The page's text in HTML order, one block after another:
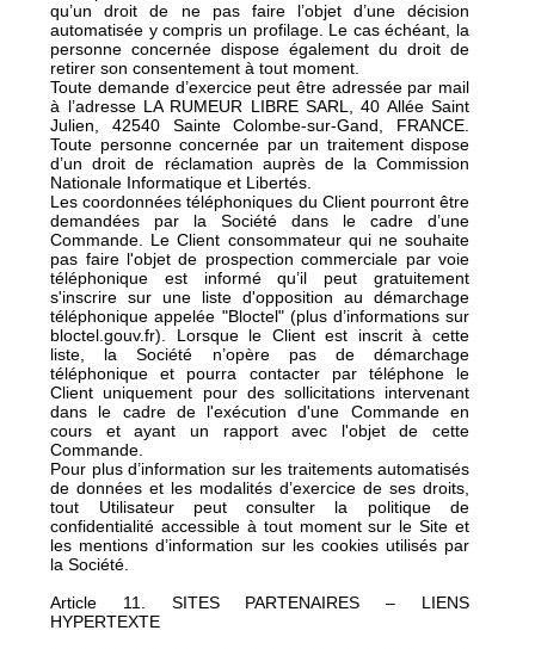
qu’un droit de ne pas faire l’objet d’une décision
automatisée y compris un profilage. Le cas échéant, la
personne concernée dispose également du droit de
retirer son consentement à tout moment.
Toute demande d’exercice peut être adressée par mail
à l’adresse LA RUMEUR LIBRE SARL, 40 Allée Saint
Julien, 42540 Sainte Colombe-sur-Gand, FRANCE.
Toute personne concernée par un traitement dispose
d’un droit de réclamation auprès de la Commission
Nationale Informatique et Libertés.
Les coordonnées téléphoniques du Client pourront être
demandées par la Société dans le cadre d’une
Commande. Le Client consommateur qui ne souhaite
pas faire l'objet de prospection commerciale par voie
téléphonique est informé qu’il peut gratuitement
s'inscrire sur une liste d'opposition au démarchage
téléphonique appelée "Bloctel" (plus d’informations sur
bloctel.gouv.fr). Lorsque le Client est inscrit à cette
liste, la Société n’opère pas de démarchage
téléphonique et pourra contacter par téléphone le
Client uniquement pour des sollicitations intervenant
dans le cadre de l'exécution d'une Commande en
cours et ayant un rapport avec l'objet de cette
Commande.
Pour plus d’information sur les traitements automatisés
de données et les modalités d’exercice de ses droits,
tout Utilisateur peut consulter la politique de
confidentialité accessible à tout moment sur le Site et
les mentions d’information sur les cookies utilisés par
la Société.
Article 11. SITES PARTENAIRES – LIENS
HYPERTEXTE